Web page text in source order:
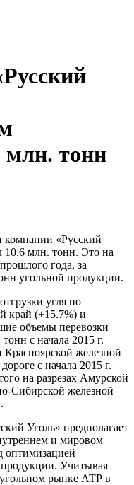
млн. тонн
компании «Русский
10.6 млн. тонн. Это на
года, за
угольной продукции.
угля по
край (+15.7%) и
объемы перевозки
с начала 2015 г. —
Красноярской железной
с начала 2015 г.
на разрезах Амурской
Сибирской железной
Уголь» предполагает
и мировом
оптимизацией
Учитывая
рынке АТР в